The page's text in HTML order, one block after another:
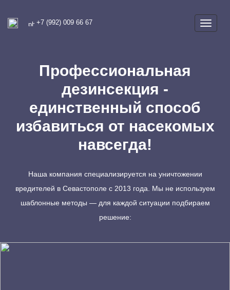
+7 (992) 009 66 67
Профессиональная
дезинсекция -
единственный способ
избавиться от насекомых
навсегда!
Наша компания специализируется на уничтожении
вредителей в Севастополе с 2013 года. Мы не используем
шаблонные методы — для каждой ситуации подбираем
решение: